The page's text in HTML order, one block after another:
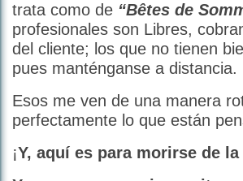
trata como de “Bêtes de
profesionales son Libres,
del cliente; los que no tienen
pues manténganse a distancia.
Esos me ven de una manera
perfectamente lo que están
¡Y, aquí es para morirse de